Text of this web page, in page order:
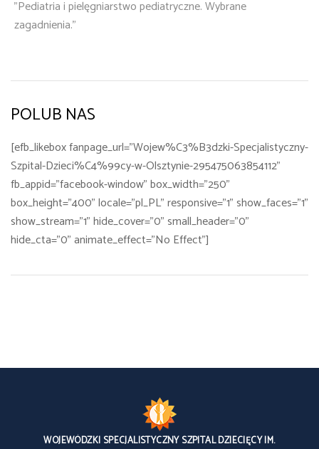
"Pediatria i pielęgniarstwo pediatryczne. Wybrane
zagadnienia."
POLUB NAS
[efb_likebox fanpage_url="Wojew%C3%B3dzki-Specjalistyczny-
Szpital-Dzieci%C4%99cy-w-Olsztynie-295475063854112"
fb_appid="facebook-window" box_width="250"
box_height="400" locale="pl_PL" responsive="1" show_faces="1"
show_stream="1" hide_cover="0" small_header="0"
hide_cta="0" animate_effect="No Effect"]
WOJEWÓDZKI SPECJALISTYCZNY SZPITAL DZIECIĘCY IM.